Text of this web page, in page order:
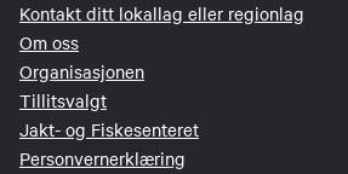
Kontakt ditt lokallag eller regionlag
Om oss
Organisasjonen
Tillitsvalgt
Jakt- og Fiskesenteret
Personvernerklæring